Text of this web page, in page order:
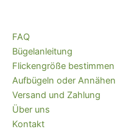
FAQ
Bügelanleitung
Flickengröße bestimmen
Aufbügeln oder Annähen
Versand und Zahlung
Über uns
Kontakt